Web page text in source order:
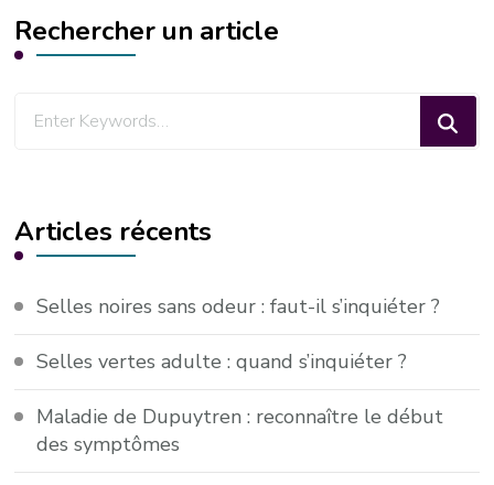
Rechercher un article
Looking
Articles récents
Selles noires sans odeur : faut-il s’inquiéter ?
Selles vertes adulte : quand s’inquiéter ?
Maladie de Dupuytren : reconnaître le début
des symptômes